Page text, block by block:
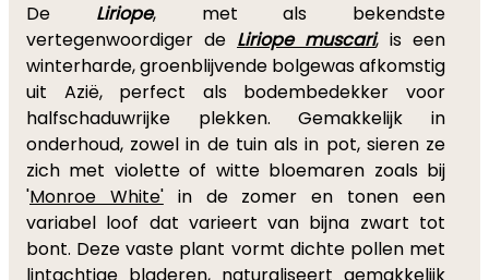
De Liriope, met als bekendste
vertegenwoordiger de Liriope muscari, is een
winterharde, groenblijvende bolgewas afkomstig
uit Azië, perfect als bodembedekker voor
halfschaduwrijke plekken. Gemakkelijk in
onderhoud, zowel in de tuin als in pot, sieren ze
zich met violette of witte bloemaren zoals bij
'Monroe White'in de zomer en tonen een
variabel loof dat varieert van bijna zwart tot
bont. Deze vaste plant vormt dichte pollen met